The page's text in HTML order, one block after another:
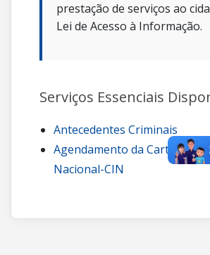
prestação de serviços ao
Lei de Acesso à Informação.
Serviços Essenciais
Antecedentes Criminais
Agendamento da Carteira de
Nacional-CIN